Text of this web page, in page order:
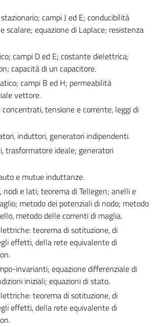
campi J ed E; conducibilità
scalare; equazione di Laplace; resistenza
campi D ed E; costante dielettrica;
capacità di un capacitore.
campi B ed H; permeabilità
vettore.
concentrati, tensione e corrente, leggi di
induttori, generatori indipendenti.
trasformatore ideale; generatori
e mutue induttanze.
nodi e lati; teorema di Tellegen; anelli e
metodo dei potenziali di nodo; metodo
metodo delle correnti di maglia.
teorema di sotituzione, di
effetti, della rete equivalente di
invarianti; equazione differenziale di
iniziali; equazioni di stato.
teorema di sotituzione, di
effetti, della rete equivalente di